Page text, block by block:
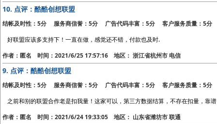
10. 点评：酷酷创想联盟
结帐及时性：5分 服务商信誉：5分 广告代码丰富：5分 客户服务质量：5分
好联盟应该多支持下！一直在做，感觉还不错，付款也及时.
作者：匿名 时间：2021/6/25 17:57:16 地区： 浙江省杭州市 电信
9. 点评：酷酷创想联盟
结帐及时性：5分 服务商信誉：5分 广告代码丰富：5分 客户服务质量：5分
之前和别的联盟合作老是扣我量！这家可以，第三方数据结算，不存在扣量，靠
作者：匿名 时间：2021/6/24 19:33:05 地区： 山东省潍坊市 联通